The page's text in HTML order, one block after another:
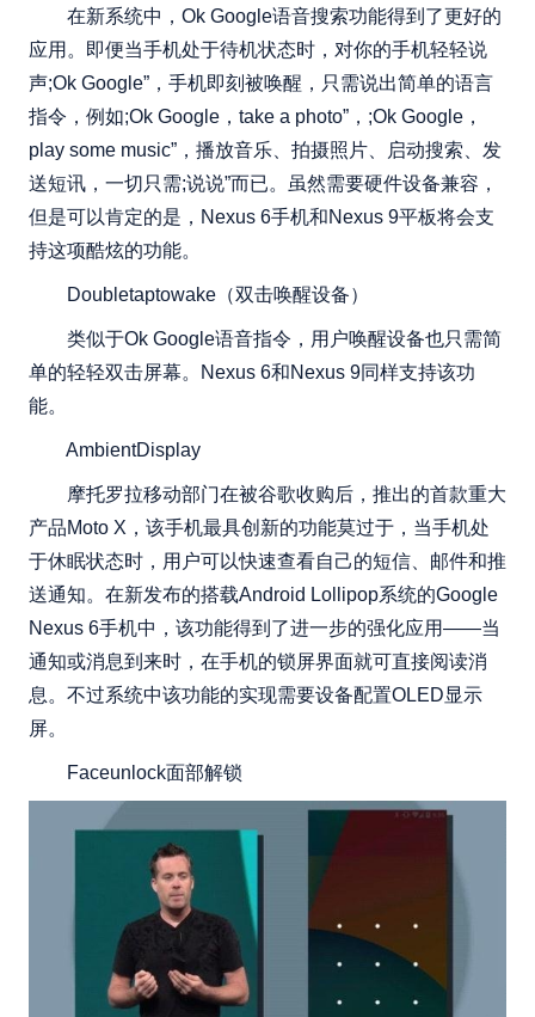
在新系统中，Ok Google语音搜索功能得到了更好的
应用。即便当手机处于待机状态时，对你的手机轻轻说
声;Ok Google”，手机即刻被唤醒，只需说出简单的语言
指令，例如;Ok Google，take a photo”，;Ok Google，
play some music”，播放音乐、拍摄照片、启动搜索、发
送短讯，一切只需;说说”而已。虽然需要硬件设备兼容，
但是可以肯定的是，Nexus 6手机和Nexus 9平板将会支
持这项酷炫的功能。
Doubletaptowake（双击唤醒设备）
类似于Ok Google语音指令，用户唤醒设备也只需简
单的轻轻双击屏幕。Nexus 6和Nexus 9同样支持该功
能。
AmbientDisplay
摩托罗拉移动部门在被谷歌收购后，推出的首款重大
产品Moto X，该手机最具创新的功能莫过于，当手机处
于休眠状态时，用户可以快速查看自己的短信、邮件和推
送通知。在新发布的搭载Android Lollipop系统的Google
Nexus 6手机中，该功能得到了进一步的强化应用——当
通知或消息到来时，在手机的锁屏界面就可直接阅读消
息。不过系统中该功能的实现需要设备配置OLED显示
屏。
Faceunlock面部解锁